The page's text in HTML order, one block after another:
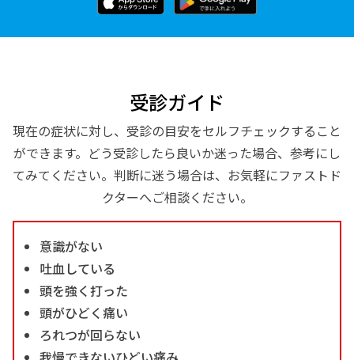
受診ガイド
現在の症状に対し、受診の目安をセルフチェックすること
ができます。どう受診したら良いか迷った場合、参考にし
てみてください。判断に迷う場合は、お気軽にファストド
クターへご相談ください。
意識がない
吐血している
頭を強く打った
頭がひどく痛い
ろれつが回らない